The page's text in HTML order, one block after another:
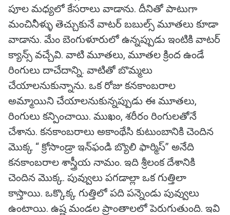
పూల మధ్యలో కేసరాలు వాడాను. దీనితో పాటుగా
మంచినీళ్ళు తెచ్చుకునే వాటర్ బబుల్స్ మూతలు కూడా
వాడాను. మేం బెంగుళూరులో ఉన్నప్పుడు ఇంటికి వాటర్
క్యాన్స్ వచ్చేవి. వాటి మూతలు, మూతల క్రింద ఉండే
రింగులు దాచేదాన్ని. వాటితో బొమ్మలు
చేయాలనుకున్నాను. ఒక రోజు కనకాంబరాల
అమ్మాయిని చేయాలనుకున్నప్పుడు ఈ మూతలు,
రింగులు కన్పించాయి. ముఖం, శరీరం రింగులతోనే
చేశాను. కనకాంబరాలు అకాంథేసి కుటుంబానికి చెందిన
మొక్క ‘‘ క్రోసాండ్రా ఇన్‌ఫండి బ్యొలి ఫార్మిస్’’ అనేది
కనకాంబరాల శాస్త్రీయ నామం. ఇది శ్రీలంక దేశానికి
చెందిన మొక్క. పువ్వులు పగడాల్లా ఒక గుత్తిలా
కాస్తాయి. ఒక్కొక్క గుత్తిలో పది పన్నెండు పువ్వులు
ఉంటాయి. ఉష్ణ మండల ప్రాంతాలలో పెరుగుతుంది. ఇవి